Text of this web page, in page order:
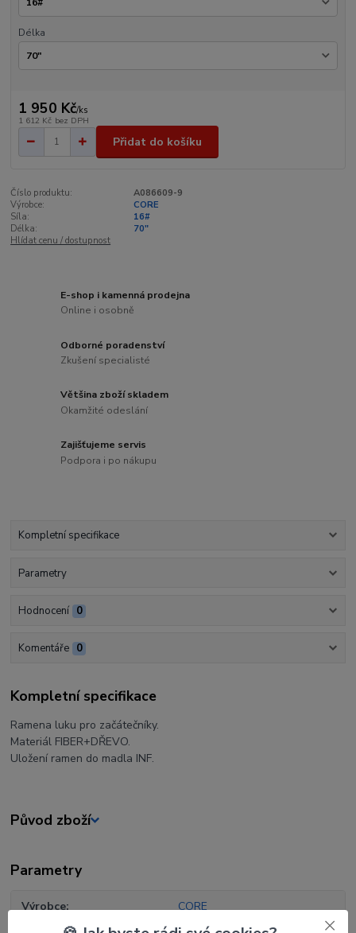
Délka
1 950 Kč/ks
1 612 Kč bez DPH
Přidat do košíku
Číslo produktu:
A086609-9
Výrobce:
CORE
Síla:
16#
Délka:
70"
Hlídat cenu / dostupnost
E-shop i kamenná prodejna
Online i osobně
Odborné poradenství
Zkušení specialisté
Většina zboží skladem
Okamžité odeslání
Zajišťujeme servis
Podpora i po nákupu
Kompletní specifikace
Parametry
Hodnocení 0
Komentáře 0
Kompletní specifikace
Ramena luku pro začátečníky.
Materiál FIBER+DŘEVO.
Uložení ramen do madla INF.
Původ zboží
Parametry
Výrobce CORE